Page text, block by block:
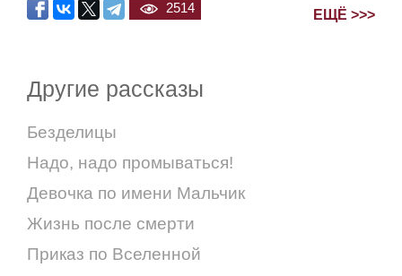
2514 ЕЩЁ >>>
Другие рассказы
Безделицы
Надо, надо промываться!
Девочка по имени Мальчик
Жизнь после смерти
Приказ по Вселенной